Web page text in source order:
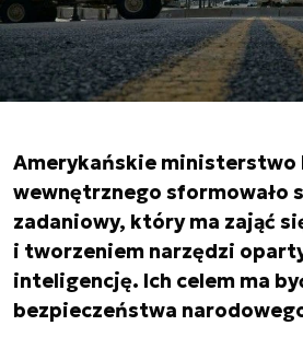
Amerykańskie ministerstwo
wewnętrznego sformowało
zadaniowy, który ma zająć
i tworzeniem narzędzi
inteligencję. Ich celem ma
bezpieczeństwa